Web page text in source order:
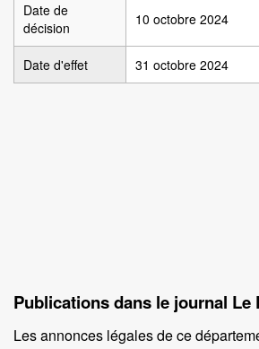
Date de
décision
10 octobre 2024
Date d'effet 31 octobre 2024
Publications dans le journal Le
Les annonces légales de ce